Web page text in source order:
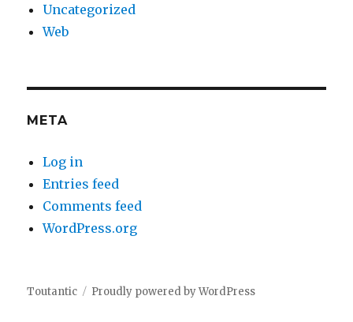
Uncategorized
Web
META
Log in
Entries feed
Comments feed
WordPress.org
Toutantic Proudly powered by WordPress